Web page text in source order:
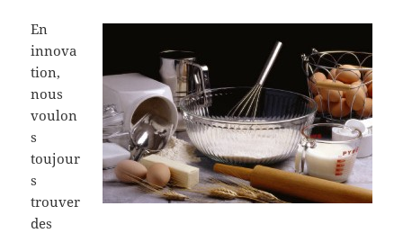
En
innova
tion,
nous
voulon
s
toujour
s
trouver
des